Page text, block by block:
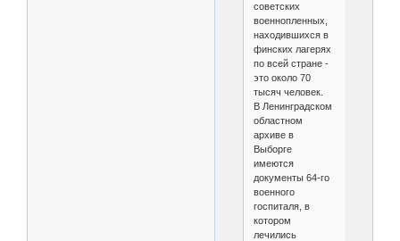
советских
военнопленных,
находившихся в
финских лагерях
по всей стране -
это около 70
тысяч человек.
В Ленинградском
областном
архиве в
Выборге
имеются
документы 64-го
военного
госпиталя, в
котором
лечились